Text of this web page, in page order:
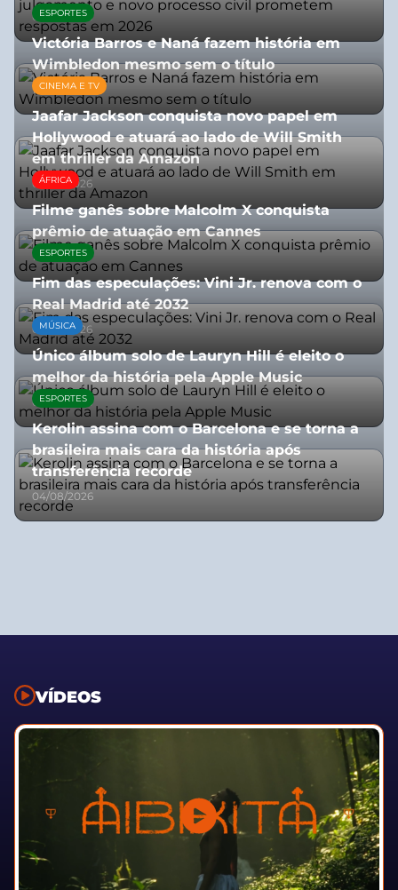
05/08/2026
ESPORTES
Victória Barros e Naná fazem história em
Wimbledon mesmo sem o título
13/07/2026
CINEMA E TV
Jaafar Jackson conquista novo papel em
Hollywood e atuará ao lado de Will Smith
em thriller da Amazon
06/08/2026
ÁFRICA
Filme ganês sobre Malcolm X conquista
prêmio de atuação em Cannes
13/07/2026
ESPORTES
Fim das especulações: Vini Jr. renova com o
Real Madrid até 2032
06/08/2026
MÚSICA
Único álbum solo de Lauryn Hill é eleito o
melhor da história pela Apple Music
06/08/2026
ESPORTES
Kerolin assina com o Barcelona e se torna a
brasileira mais cara da história após
transferência recorde
04/08/2026
VÍDEOS